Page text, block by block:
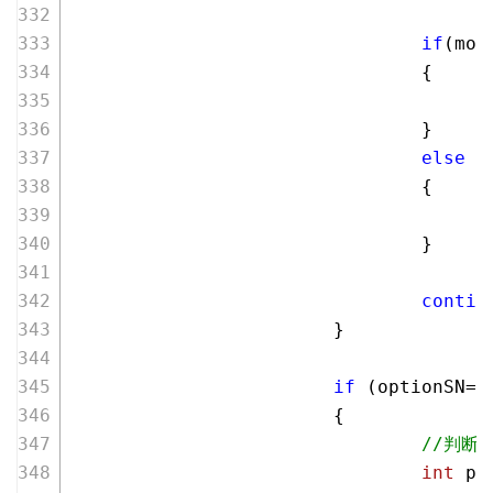
if
                                {
                                }
else
                                {
                                }
                        }
if (optionSN==
                        {
//判断
int